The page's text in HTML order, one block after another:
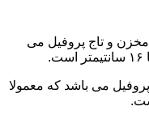
مخزن و تاج پروفیل می
می باشد که معمولا